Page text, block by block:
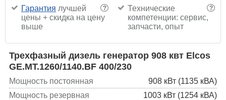
?
Гарантия лучшей
цены + скидка на цену
выше
?
Технические
компетенции: сервис,
запчасти, опыт
Трехфазный дизель генератор 908 квт Elcos
GE.MT.1260/1140.BF 400/230
Мощность постоянная
908 кВт (1135 кВА)
Мощность резервная
1003 кВт (1254 кВА)